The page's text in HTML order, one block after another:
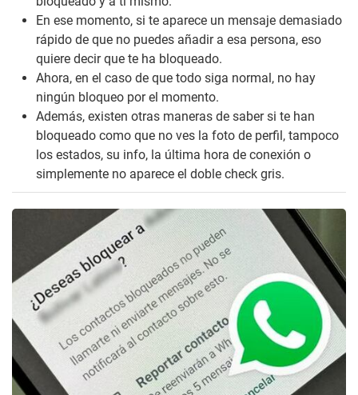
En ese momento, si te aparece un mensaje demasiado
rápido de que no puedes añadir a esa persona, eso
quiere decir que te ha bloqueado.
Ahora, en el caso de que todo siga normal, no hay
ningún bloqueo por el momento.
Además, existen otras maneras de saber si te han
bloqueado como que no ves la foto de perfil, tampoco
los estados, su info, la última hora de conexión o
simplemente no aparece el doble check gris.